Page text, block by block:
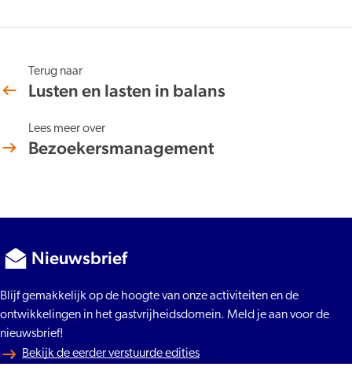
Terug naar
Lusten en lasten in balans
Lees meer over
Bezoekersmanagement
Nieuwsbrief
Blijf gemakkelijk op de hoogte van onze activiteiten en de
ontwikkelingen in het gastvrijheidsdomein. Meld je aan voor de
nieuwsbrief!
Bekijk de eerder verstuurde edities